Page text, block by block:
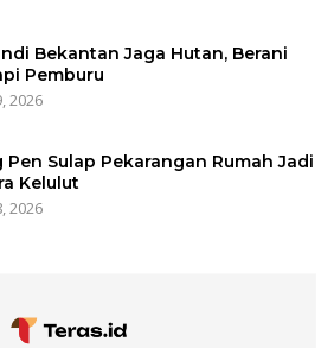
Bekantan Jaga Hutan, Berani
Pemburu
2026
Pen Sulap Pekarangan Rumah Jadi
Kelulut
2026